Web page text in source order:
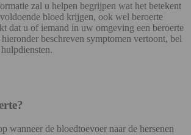
zal u helpen begrijpen wat het betekent
bloed krijgen, ook wel beroerte
dat u of iemand in uw omgeving een beroerte
beschreven symptomen vertoont, bel
wanneer de bloedtoevoer naar de hersenen